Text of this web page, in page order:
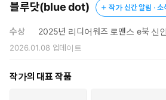
번개가 쳤다. 방안에 불이 들며 희디흰 살
담겼다. 낮고 굵은 음성이 번개와 함께 울렸
“미천한 이 사내로도 괜찮은가.”
그녀의 대답을 기다리는 잠시간 무산은 말
“저도……당신을 원해요.”
블루닷(blue dot)
작가 신간 알림 · 소
수상 2025년 리디어워즈 로맨스 e북 신
2026.01.08 업데이트
작가의 대표 작품